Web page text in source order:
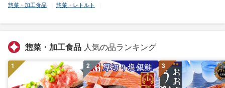
惣菜・加工食品 惣菜・レトルト
惣菜・加工食品 人気の品ランキング
1 2 3